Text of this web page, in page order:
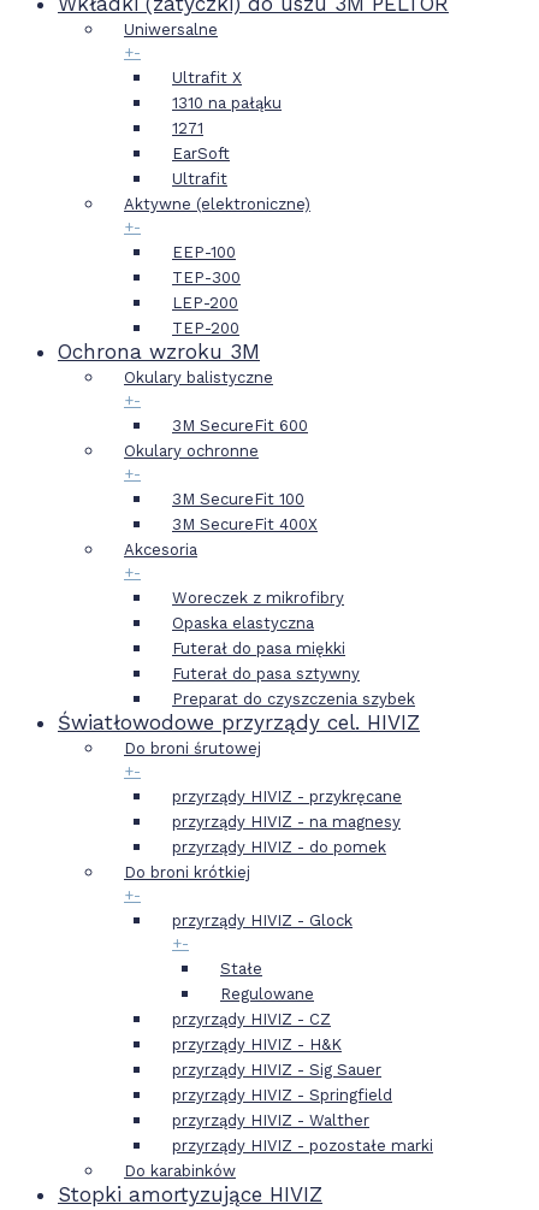
Uniwersalne
+-
Ultrafit X
1310 na pałąku
1271
EarSoft
Ultrafit
Aktywne (elektroniczne)
+-
EEP-100
TEP-300
LEP-200
TEP-200
Ochrona wzroku 3M
Okulary balistyczne
+-
3M SecureFit 600
Okulary ochronne
+-
3M SecureFit 100
3M SecureFit 400X
Akcesoria
+-
Woreczek z mikrofibry
Opaska elastyczna
Futerał do pasa miękki
Futerał do pasa sztywny
Preparat do czyszczenia szybek
Światłowodowe przyrządy cel. HIVIZ
Do broni śrutowej
+-
przyrządy HIVIZ - przykręcane
przyrządy HIVIZ - na magnesy
przyrządy HIVIZ - do pomek
Do broni krótkiej
+-
przyrządy HIVIZ - Glock
+-
Stałe
Regulowane
przyrządy HIVIZ - CZ
przyrządy HIVIZ - H&K
przyrządy HIVIZ - Sig Sauer
przyrządy HIVIZ - Springfield
przyrządy HIVIZ - Walther
przyrządy HIVIZ - pozostałe marki
Do karabinków
Stopki amortyzujące HIVIZ